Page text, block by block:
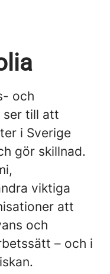
och
ser till att
i Sverige
gör skillnad.
viktiga
att
och
– och i